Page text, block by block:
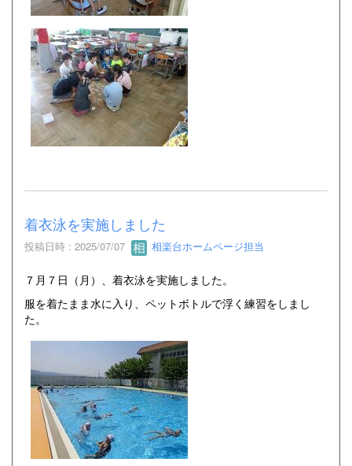
着衣泳を実施しました
投稿日時 : 2025/07/07 相楽台ホームページ担当
７月７日（月）、着衣泳を実施しました。
服を着たまま水に入り、ペットボトルで浮く練習をしまし
た。